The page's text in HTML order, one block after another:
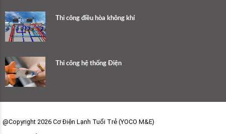
Thi công điều hòa không khí
Thi công hệ thống Điện
@Copyright 2026 Cơ Điện Lạnh Tuổi Trẻ (YOCO M&E)